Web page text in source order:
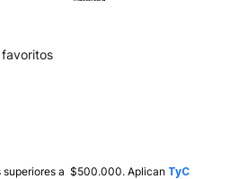
superiores a $500.000. Aplican TyC